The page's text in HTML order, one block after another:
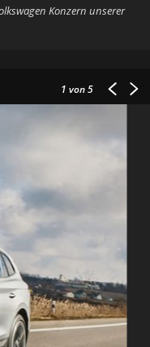
Konzern unserer
1 von 5